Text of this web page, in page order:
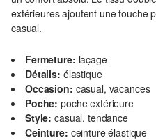
extérieures ajoutent une touche
casual.
Fermeture: laçage
Détails: élastique
Occasion: casual, vacances
Poche: poche extérieure
Style: casual, tendance
Ceinture: ceinture élastique